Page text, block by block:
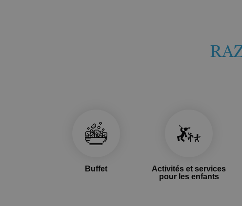
Buffet
Activités et services
pour les enfants